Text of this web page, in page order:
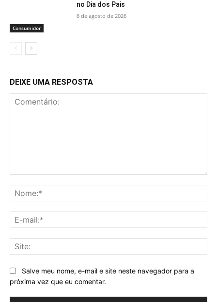
Consumidor
no Dia dos Pais
6 de agosto de 2026
DEIXE UMA RESPOSTA
Salve meu nome, e-mail e site neste navegador para a
próxima vez que eu comentar.